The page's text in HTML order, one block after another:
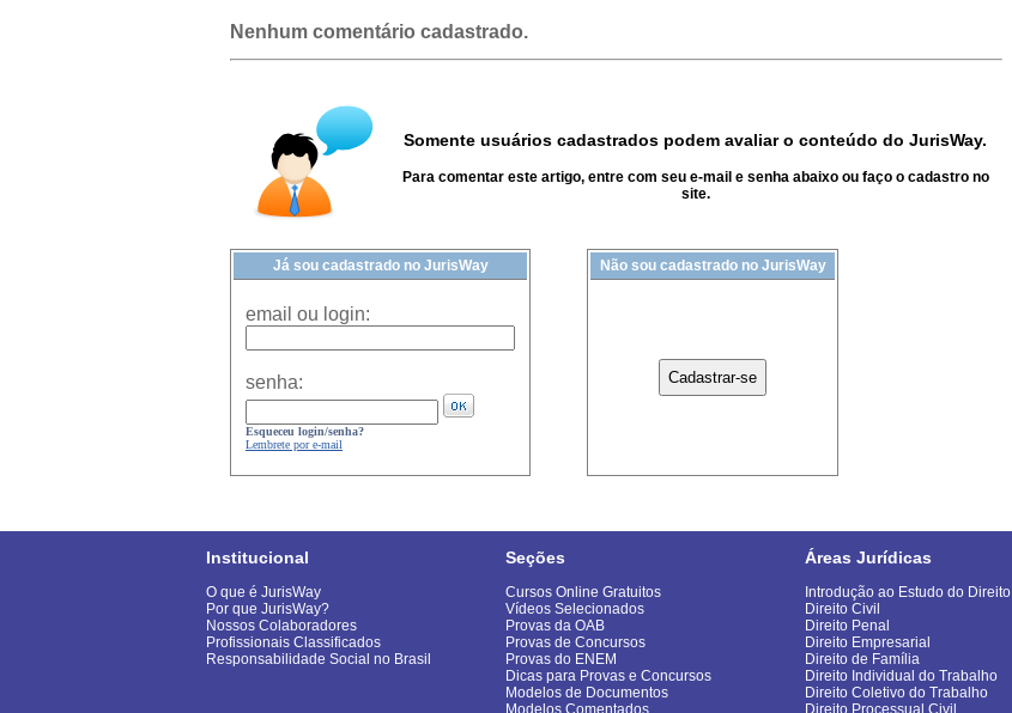
Nenhum comentário cadastrado.
Somente usuários cadastrados podem avaliar o conteúdo do JurisWay.
Para comentar este artigo, entre com seu e-mail e senha abaixo ou faço o cadastro no
site.
Já sou cadastrado no JurisWay
email ou login:
senha:
Esqueceu login/senha?
Lembrete por e-mail
Não sou cadastrado no JurisWay
Institucional
O que é JurisWay
Por que JurisWay?
Nossos Colaboradores
Profissionais Classificados
Responsabilidade Social no Brasil
Seções
Cursos Online Gratuitos
Vídeos Selecionados
Provas da OAB
Provas de Concursos
Provas do ENEM
Dicas para Provas e Concursos
Modelos de Documentos
Modelos Comentados
Áreas Jurídicas
Introdução ao Estudo do Direito
Direito Civil
Direito Penal
Direito Empresarial
Direito de Família
Direito Individual do Trabalho
Direito Coletivo do Trabalho
Direito Processual Civil